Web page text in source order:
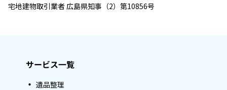
宅地建物取引業者 広島県知事（2）第10856号
サービス一覧
遺品整理